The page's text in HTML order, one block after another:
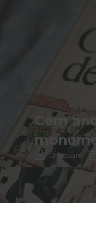
Cem
Cristovam